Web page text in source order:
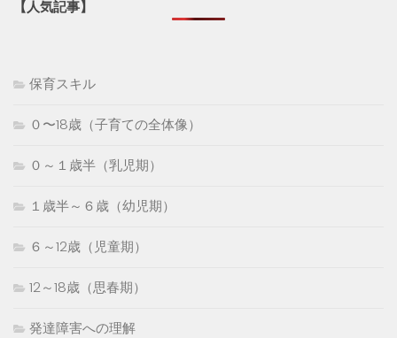
【人気記事】
保育スキル
０〜18歳（子育ての全体像）
０～１歳半（乳児期）
１歳半～６歳（幼児期）
６～12歳（児童期）
12～18歳（思春期）
発達障害への理解